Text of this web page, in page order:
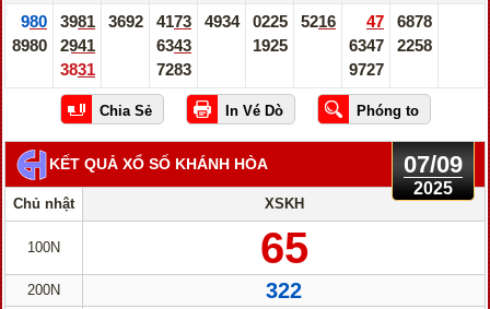
980
8980
3981
2941
3831
3692
4173
6343
7283
4934
0225
1925
5216
47
6347
9727
6878
2258
KẾT QUẢ XỔ SỐ KHÁNH HÒA 07/09
2025
Chủ nhật XSKH
100N 65
200N 322